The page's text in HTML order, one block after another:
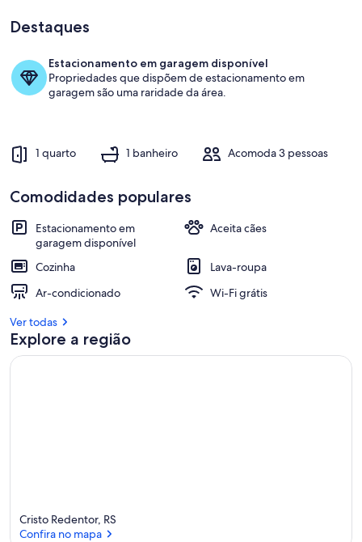
Consulado
Americano
Quarto
Destaques
Estacionamento em garagem disponível
Propriedades que dispõem de estacionamento em
garagem são uma raridade da área.
1 quarto 1 banheiro Acomoda 3 pessoas
Comodidades populares
Estacionamento em
garagem disponível
Aceita cães
Cozinha
Lava-roupa
Ar-condicionado
Wi-Fi grátis
Ver todas
Explore a região
Cristo Redentor, RS
Confira no mapa